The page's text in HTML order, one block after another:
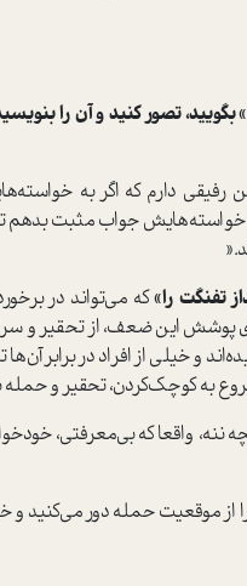
تصور کنید و آن را
رفیقی دارم که اگر به
جواب مثبت بدهم
تفنگت را»که می‌تواند در
این ضعف، از تحقیر و
و خیلی از افراد در
به کوچک‌کردن، تحقیر و
ننه، واقعا که بی‌معرفتی،
از موقعیت حمله دور می‌کنید و